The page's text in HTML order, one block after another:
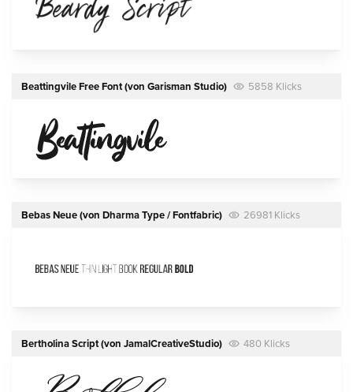
Beattingvile Free Font(von Garisman Studio) 5858 Klicks
Bebas Neue(von Dharma Type / Fontfabric) 26981 Klicks
Bertholina Script(von JamalCreativeStudio) 480 Klicks